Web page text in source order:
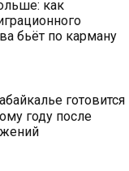
как
бьёт по карману
готовится
году после